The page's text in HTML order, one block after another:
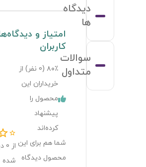
دیدگاه
ها
سوالات
متداول
امتیاز و
کاربران
۸۰٪ ( 0 نفر) از
خریداران این
محصول را
پیشنهاد
کرده‌اند
شما هم برای این
محصول دیدگاه
از 0
شده